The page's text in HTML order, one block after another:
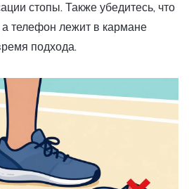
стопы. Также убедитесь, что
телефон лежит в кармане
подхода.